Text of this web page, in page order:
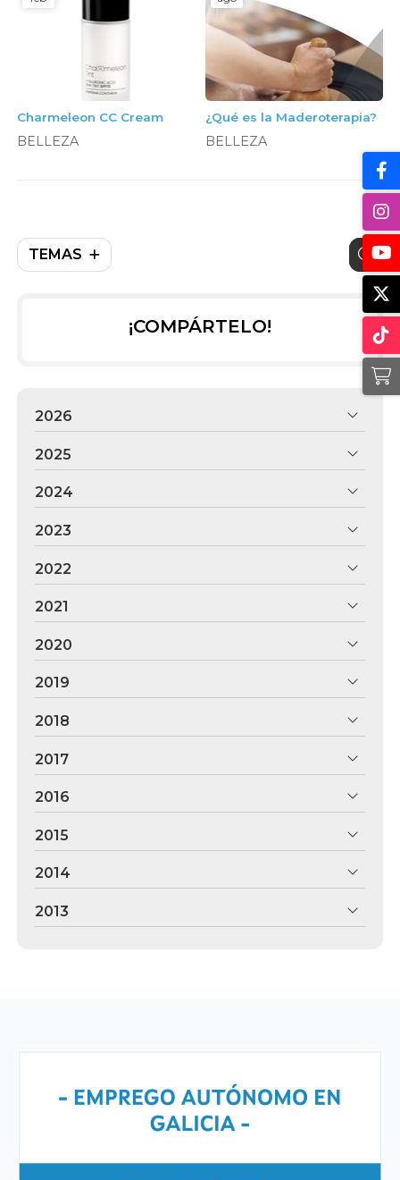
TEMAS
Charmeleon CC Cream
BELLEZA
¿Qué es la Maderoterapia?
BELLEZA
¡COMPÁRTELO!
2026
2025
2024
2023
2022
2021
2020
2019
2018
2017
2016
2015
2014
2013